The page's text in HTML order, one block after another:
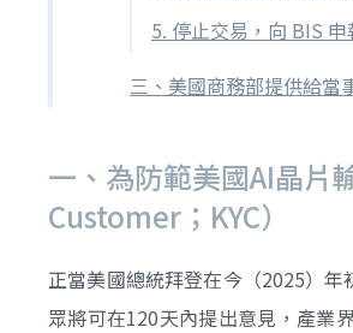
5. 停止交易，向 BIS
三、美國商務部提供給當
一、為防範美國AI晶片
Customer；KYC）
正當美國總統拜登在今（2025）
眾將可在120天內提出意見，產業